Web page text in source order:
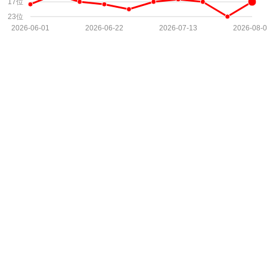
23位
17位
2026-06-01 2026-06-22 2026-07-13 2026-08-